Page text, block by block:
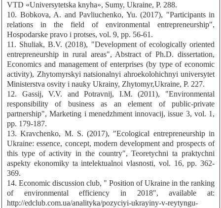
VTD «Universytetska knyha», Sumy, Ukraine, P. 288.
10. Bobkova, A. and Pavliuchenko, Yu. (2017), "Participants in
relations in the field of environmental entrepreneurship",
Hospodarske pravo i protses, vol. 9, pp. 56-61.
11. Shuliak, B.V. (2018), "Development of ecologically oriented
entrepreneurship in rural areas", Abstract of Ph.D. dissertation,
Economics and management of enterprises (by type of economic
activity), Zhytomyrskyi natsionalnyi ahroekolohichnyi universytet
Ministerstva osvity i nauky Ukrainy, Zhytomyr,Ukraine, P. 227.
12. Gassіj, V.V. and Potravnij, І.M. (2011), "Environmental
responsibility of business as an element of public-private
partnership", Marketing і menedzhment іnnovacіj, issue 3, vol. 1,
pp. 179-187.
13. Kravchenko, M. S. (2017), "Ecological entrepreneurship in
Ukraine: essence, concept, modern development and prospects of
this type of activity in the country", Teoretychni ta praktychni
aspekty ekonomiky ta intelektualnoi vlasnosti, vol. 16, pp. 362-
369.
14. Economic discussion club, " Position of Ukraine in the ranking
of environmental efficiency in 2018", available at:
http://edclub.com.ua/analityka/pozyciyi-ukrayiny-v-reytyngu-